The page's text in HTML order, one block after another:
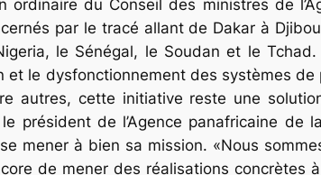
du Conseil des ministres de
par le tracé allant de Dakar à
le Sénégal, le Soudan et le
le dysfonctionnement des systèmes
autres, cette initiative reste une
président de l’Agence panafricaine
mener à bien sa mission. «Nous
de mener des réalisations concrètes